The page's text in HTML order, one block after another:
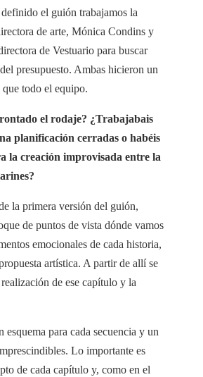
el guión trabajamos la
de arte, Mónica Condins y
de Vestuario para buscar
presupuesto. Ambas hicieron un
todo el equipo.
el rodaje? ¿Trabajabais
planificación cerradas o habéis
la creación improvisada entre la
la primera versión del guión,
de puntos de vista dónde vamos
emocionales de cada historia,
artística. A partir de allí se
de ese capítulo y la
esquema para cada secuencia y un
Lo importante es
de cada capítulo y, como en el